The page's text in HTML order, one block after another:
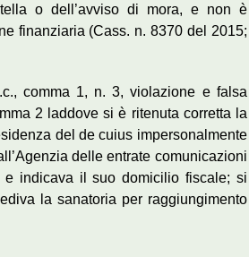
o dell’avviso di mora, e non è
finanziaria (Cass. n. 8370 del 2015;
comma 1, n. 3, violazione e falsa
2 laddove si è ritenuta corretta la
del de cuius impersonalmente
delle entrate comunicazioni
indicava il suo domicilio fiscale; si
la sanatoria per raggiungimento